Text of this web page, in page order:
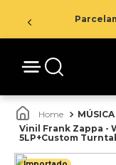
MÚSICA
Vinil Frank Zappa -
5LP+Custom